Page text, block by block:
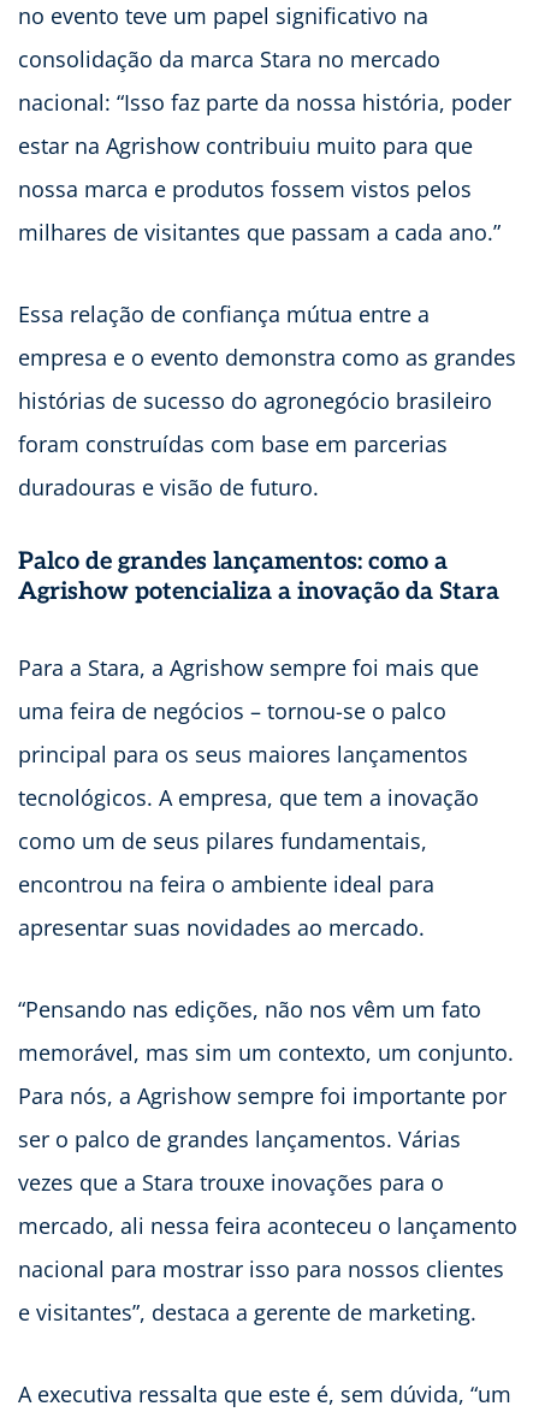
no evento teve um papel significativo na
consolidação da marca Stara no mercado
nacional: “Isso faz parte da nossa história, poder
estar na Agrishow contribuiu muito para que
nossa marca e produtos fossem vistos pelos
milhares de visitantes que passam a cada ano.”
Essa relação de confiança mútua entre a
empresa e o evento demonstra como as grandes
histórias de sucesso do agronegócio brasileiro
foram construídas com base em parcerias
duradouras e visão de futuro.
Palco de grandes lançamentos: como a
Agrishow potencializa a inovação da Stara
Para a Stara, a Agrishow sempre foi mais que
uma feira de negócios – tornou-se o palco
principal para os seus maiores lançamentos
tecnológicos. A empresa, que tem a inovação
como um de seus pilares fundamentais,
encontrou na feira o ambiente ideal para
apresentar suas novidades ao mercado.
“Pensando nas edições, não nos vêm um fato
memorável, mas sim um contexto, um conjunto.
Para nós, a Agrishow sempre foi importante por
ser o palco de grandes lançamentos. Várias
vezes que a Stara trouxe inovações para o
mercado, ali nessa feira aconteceu o lançamento
nacional para mostrar isso para nossos clientes
e visitantes”, destaca a gerente de marketing.
A executiva ressalta que este é, sem dúvida, “um